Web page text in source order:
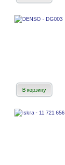
В корзину